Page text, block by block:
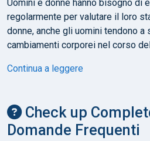
Uomini e donne hanno bisogno di
regolarmente per valutare il loro
donne, anche gli uomini tendono a
cambiamenti corporei nel corso
Continua a leggere
Check up
Domande Frequenti